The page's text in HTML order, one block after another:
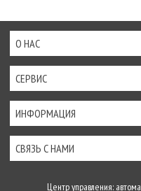
О НАС
СЕРВИС
ИНФОРМАЦИЯ
СВЯЗЬ С НАМИ
Центр управления: